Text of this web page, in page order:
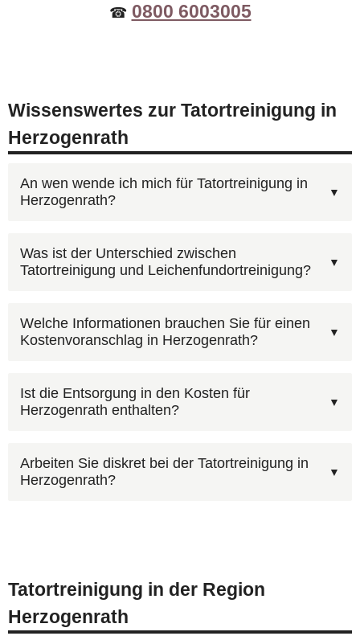
☎ 0800 6003005
Wissenswertes zur Tatortreinigung in
Herzogenrath
An wen wende ich mich für Tatortreinigung in
Herzogenrath?
Für Tatortreinigung in Herzogenrath erreichen
Sie uns unter0800 6003005(kostenlos, 24/7).
uns um alles Weitere. Sie können auch unser
Kontaktformular mit Foto-Uploadnutzen.
Was ist der Unterschied zwischen
Tatortreinigung und Leichenfundortreinigung?
Die Leichenfundortreinigung ist ein Teilbereich
der Tatortreinigung. Beide erfordern die gleiche
bieten wir alle Leistungen aus einer Hand an.
Welche Informationen brauchen Sie für einen
Kostenvoranschlag in Herzogenrath?
Ja, auftatortreinigung.com/kontakt.htm
Sie unser Kontaktformular mit Foto-Upload.
unter0800 6003005.
Ist die Entsorgung in den Kosten für
Herzogenrath enthalten?
Ja, wir entfernen und entsorgen bei Bedarf
Bodenbeläge, Matratzen, Polstermöbel und
Arbeiten Sie diskret bei der Tatortreinigung in
Herzogenrath?
Fahrzeuge, neutrale Kleidung und diskrete
Anlieferung gehören zu unserem Standard.
Tatortreinigung in der Region
Herzogenrath